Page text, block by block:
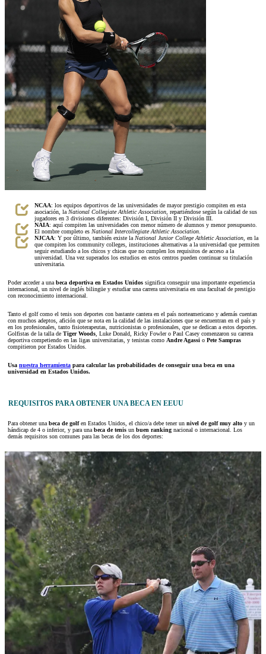
NCAA: los equipos deportivos de las universidades de mayor prestigio compiten en esta
asociación, la National Collegiate Athletic Association , repartiéndose según la calidad de sus
jugadores en 3 divisiones diferentes: División I, División II y División III.
NAIA: aquí compiten las universidades con menor número de alumnos y menor presupuesto.
El nombre completo es National Intercollegiate Athletic Association
NJCAA: Y por último, también existe la National Junior College Athletic Association , en la
que compiten los community colleges, instituciones alternativas a la universidad que permiten
seguir estudiando a los chicos y chicas que no cumplen los requisitos de acceso a la
universidad. Una vez superados los estudios en estos centros pueden continuar su titulación
universitaria.
Poder acceder a una beca deportiva en Estados Unidos significa conseguir una importante experiencia
internacional, un nivel de inglés bilingüe y estudiar una carrera universitaria en una facultad de prestigio
con reconocimiento internacional.
Tanto el golf como el tenis son deportes con bastante cantera en el país norteamericano y además cuentan
con muchos adeptos, afición que se nota en la calidad de las instalaciones que se encuentran en el país y
en los profesionales, tanto fisioterapeutas, nutricionistas o profesionales, que se dedican a estos deportes.
Golfistas de la talla de Tiger Woods , Luke Donald, Ricky Fowler o Paul Casey comenzaron su carrera
deportiva competiendo en las ligas universitarias, y tenistas como Andre Agassi o Pete Sampras
compitieron por Estados Unidos.
Usa nuestra herramienta para calcular las probabilidades de conseguir una beca en una
universidad en Estados Unidos.
REQUISITOS PARA OBTENER UNA BECA EN EEUU
Para obtener unabeca de golfen Estados Unidos, el chico/a debe tener un nivel de golf muy alto y un
hándicap de 4 o inferior, y para unabeca de tenis un buen ranking nacional o internacional. Los
demás requisitos son comunes para las becas de los dos deportes: